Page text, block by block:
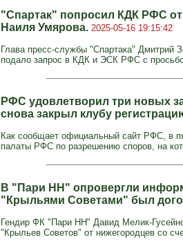
"Спартак" попросил КДК РФС
Наиля Умярова. 2025-05-16 19:15:42
Глава пресс-службы "Спартака" Дмитрий
подало запрос в КДК и ЭСК РФС с
РФС удовлетворил три новых
снова закрыл клубу
Как сообщает официальный сайт РФС, в
палаты РФС по разрешению споров, на
В "Пари НН" опровергли
"Крыльями Советами" был
Гендир ФК "Пари НН" Давид Мелик-
"Крыльев Советов" от нижегородцев со